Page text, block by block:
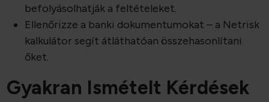
befolyásolhatják a feltételeket.
Ellenőrizze a banki dokumentumokat – a Netrisk
kalkulátor segít átláthatóan összehasonlítani
őket.
Gyakran Ismételt Kérdések